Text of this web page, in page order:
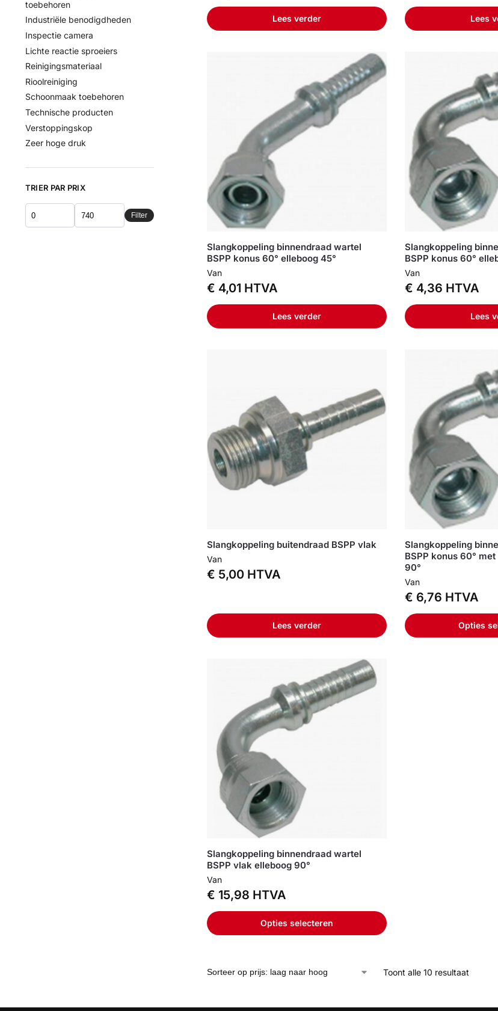
Lees verder Lees
Slangkoppeling binnendraad wartel
BSPP konus 60° elleboog 45°
Van
€ 4,01 HTVA
Lees verder
Slangkoppeling
BSPP konus 60°
Van
€ 4,36 HTVA
Lees
Slangkoppeling buitendraad BSPP vlak
Van
€ 5,00 HTVA
Lees verder
Slangkoppeling
BSPP konus 60°
90°
Van
€ 6,76 HTVA
Opties
Slangkoppeling binnendraad wartel
BSPP vlak elleboog 90°
Van
€ 15,98 HTVA
Opties selecteren
Toont alle 10 resultaat
toebehoren
Industriële benodigdheden
Inspectie camera
Lichte reactie sproeiers
Reinigingsmateriaal
Rioolreiniging
Schoonmaak toebehoren
Technische producten
Verstoppingskop
Zeer hoge druk
TRIER PAR PRIX
Filter